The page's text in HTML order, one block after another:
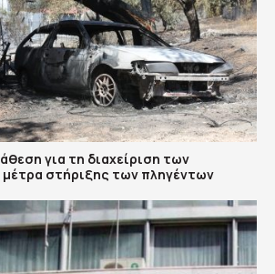
για τη διαχείριση των
μέτρα στήριξης των πληγέντων